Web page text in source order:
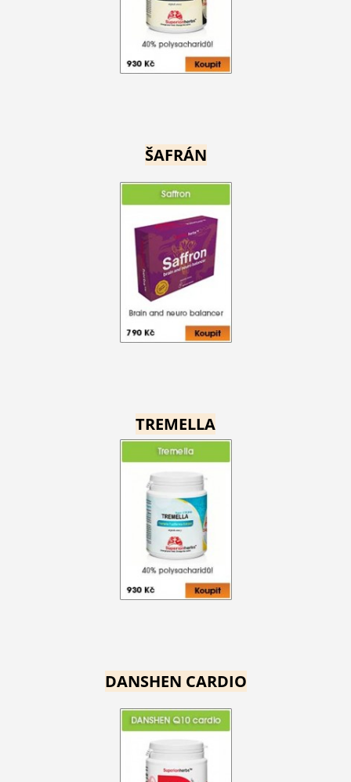
ŠAFRÁN
TREMELLA
DANSHEN CARDIO